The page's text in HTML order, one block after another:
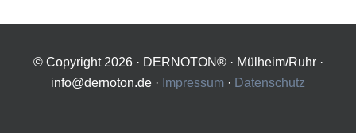
© Copyright 2026 · DERNOTON® · Mülheim/Ruhr ·
info@dernoton.de · Impressum · Datenschutz